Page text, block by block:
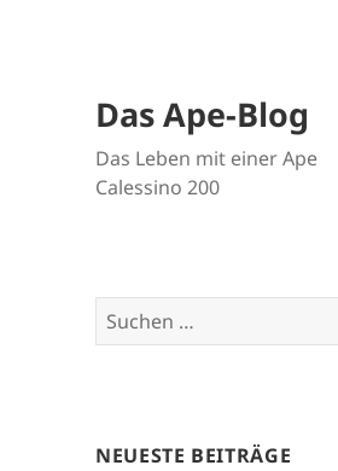
Das Ape-Blog
Das Leben mit einer Ape
Calessino 200
Suche
nach:
NEUESTE BEITRÄGE